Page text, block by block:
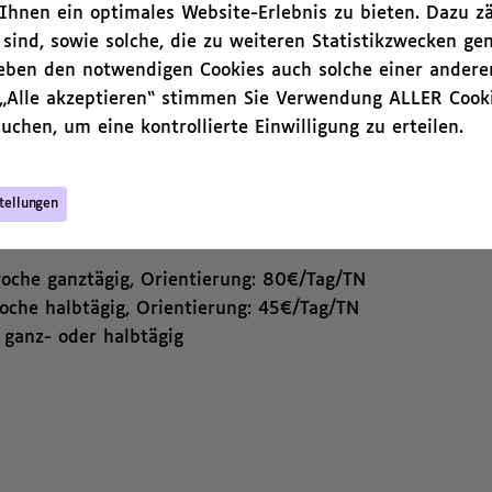
ein optimales Website-Erlebnis zu bieten. Dazu
sowie solche, die zu weiteren Statistikzwecken
den notwendigen Cookies auch solche einer
akzeptieren“ stimmen Sie Verwendung ALLER
um eine kontrollierte Einwilligung zu erteilen.
künstlerische Erfahrungen machen können.
sprachlichen und sozialen Kompetenzen.
Schreib Workshops, Bildhauerei, Malen,
Zudem können Elemente der Sprach- und
nachhaltige Entwicklung, Politische Bildung
sind auch halbtags und/oder außerhalb
Teamer*innen eingebunden werden.
ganztägig, Orientierung: 80€/Tag/TN
halbtägig, Orientierung: 45€/Tag/TN
oder halbtägig